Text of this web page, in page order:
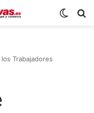
Trabajadores